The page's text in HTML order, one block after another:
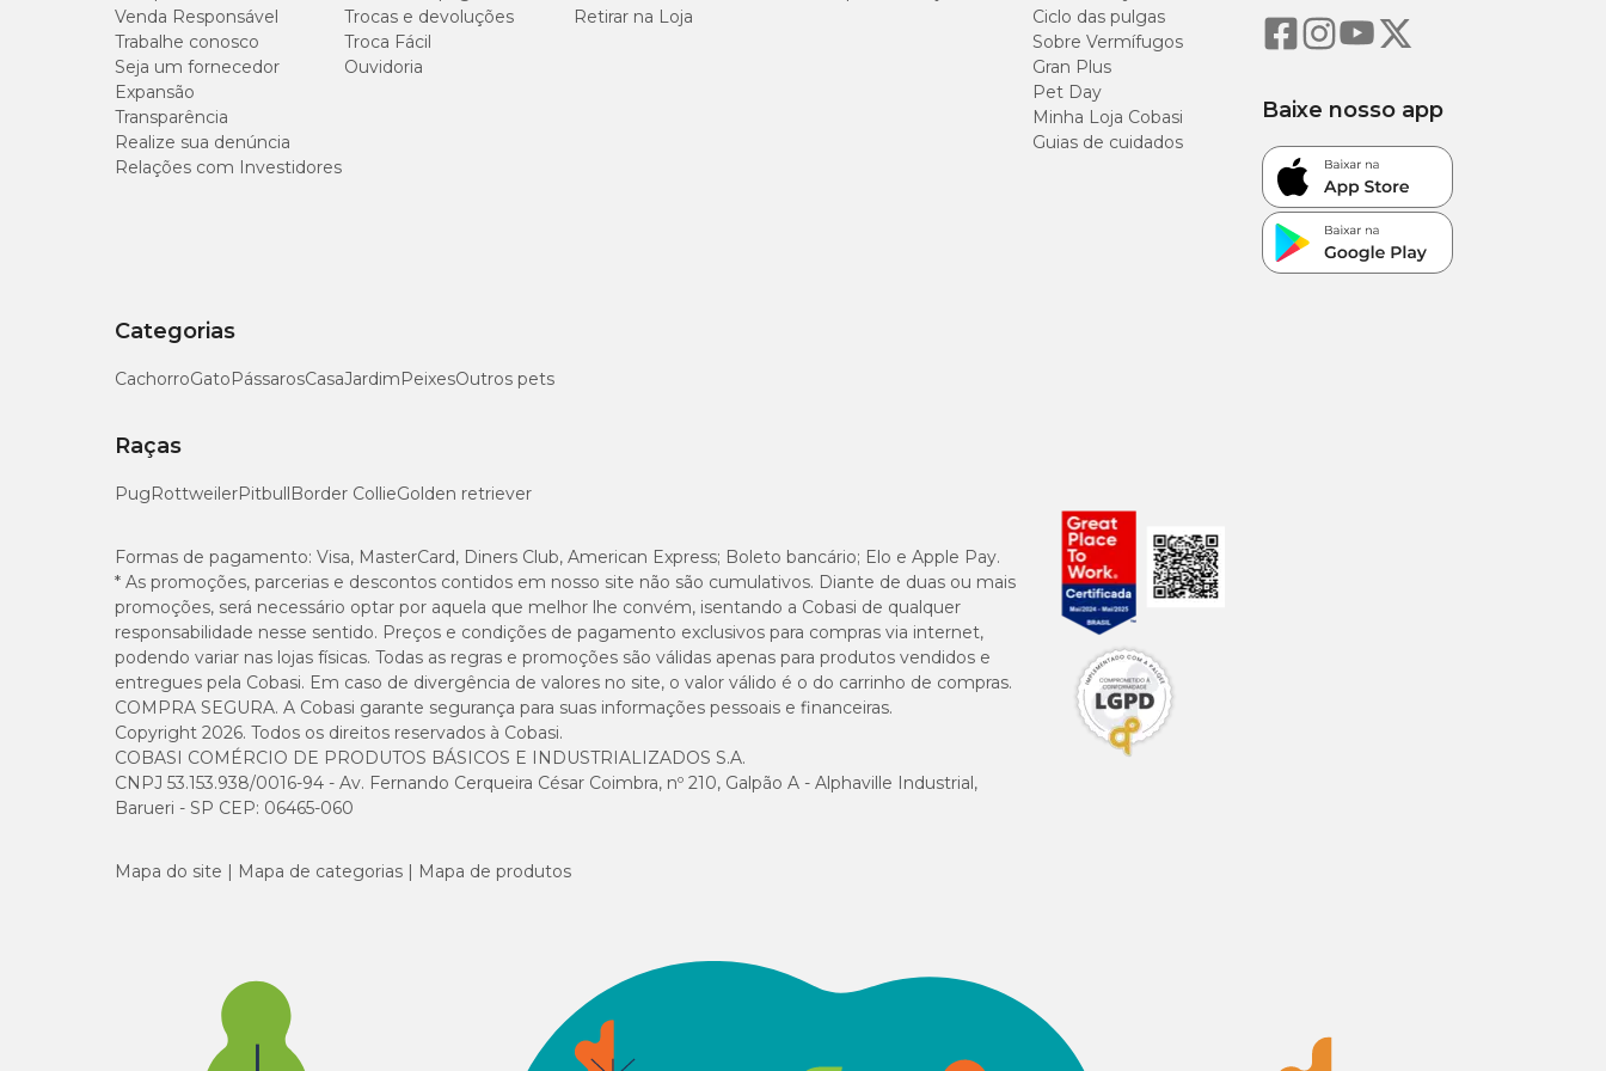
Venda Responsável
Trabalhe conosco
Seja um fornecedor
Expansão
Transparência
Realize sua denúncia
Relações com Investidores
Trocas e devoluções
Troca Fácil
Ouvidoria
Retirar na Loja
Ciclo das pulgas
Sobre Vermífugos
Gran Plus
Pet Day
Minha Loja Cobasi
Guias de cuidados
Categorias
CachorroGatoPássarosCasaJardimPeixesOutros pets
Raças
PugRottweilerPitbullBorder CollieGolden retriever
Baixe nosso app
Formas de pagamento: Visa, MasterCard, Diners Club, American Express; Boleto bancário; Elo e Apple Pay.
* As promoções, parcerias e descontos contidos em nosso site não são cumulativos. Diante de duas ou mais
promoções, será necessário optar por aquela que melhor lhe convém, isentando a Cobasi de qualquer
responsabilidade nesse sentido. Preços e condições de pagamento exclusivos para compras via internet,
podendo variar nas lojas físicas. Todas as regras e promoções são válidas apenas para produtos vendidos e
entregues pela Cobasi. Em caso de divergência de valores no site, o valor válido é o do carrinho de compras.
COMPRA SEGURA. A Cobasi garante segurança para suas informações pessoais e financeiras.
Copyright 2026. Todos os direitos reservados à Cobasi.
COBASI COMÉRCIO DE PRODUTOS BÁSICOS E INDUSTRIALIZADOS S.A.
CNPJ 53.153.938/0016-94 - Av. Fernando Cerqueira César Coimbra, nº 210, Galpão A - Alphaville Industrial,
Barueri - SP CEP: 06465-060
Mapa do site Mapa de categorias Mapa de produtos